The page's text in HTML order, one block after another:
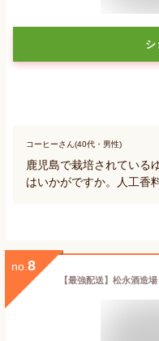
シ
コーヒーさん(40代・男性)
鹿児島で栽培されている
はいかがですか。人工香
no. 8